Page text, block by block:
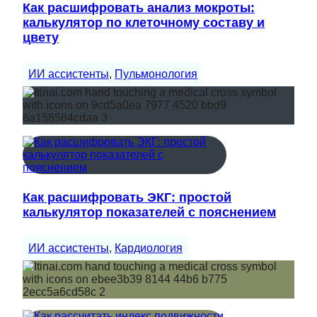
Как расшифровать анализ мокроты:
калькулятор по клеточному составу и
цвету
ИИ ассистенты, Пульмонология
Как расшифровать ЭКГ: простой
калькулятор показателей с пояснением
ИИ ассистенты, Кардиология